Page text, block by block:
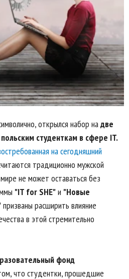
открылся набор на две
польским студенткам в сфере IT.
на сегодняшний
традиционно мужской
не может оставаться без
"IT for SHE"и "Новые
призваны расширить влияние
в этой стремительно
фонд
что студентки, прошедшие